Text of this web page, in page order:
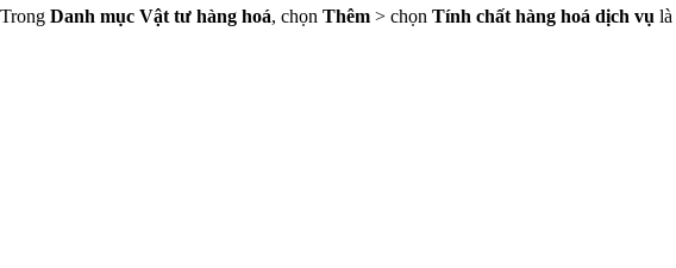
Trong Danh mục Vật tư hàng hoá, chọn Thêm > chọn Tính chất hàng hoá dịch vụ là